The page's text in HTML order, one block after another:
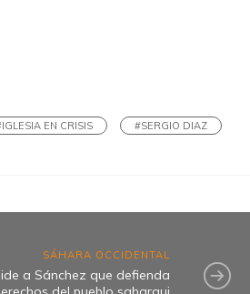
EN CRISIS #SERGIO DIAZ
SÁHARA OCCIDENTAL
a Sánchez que defienda